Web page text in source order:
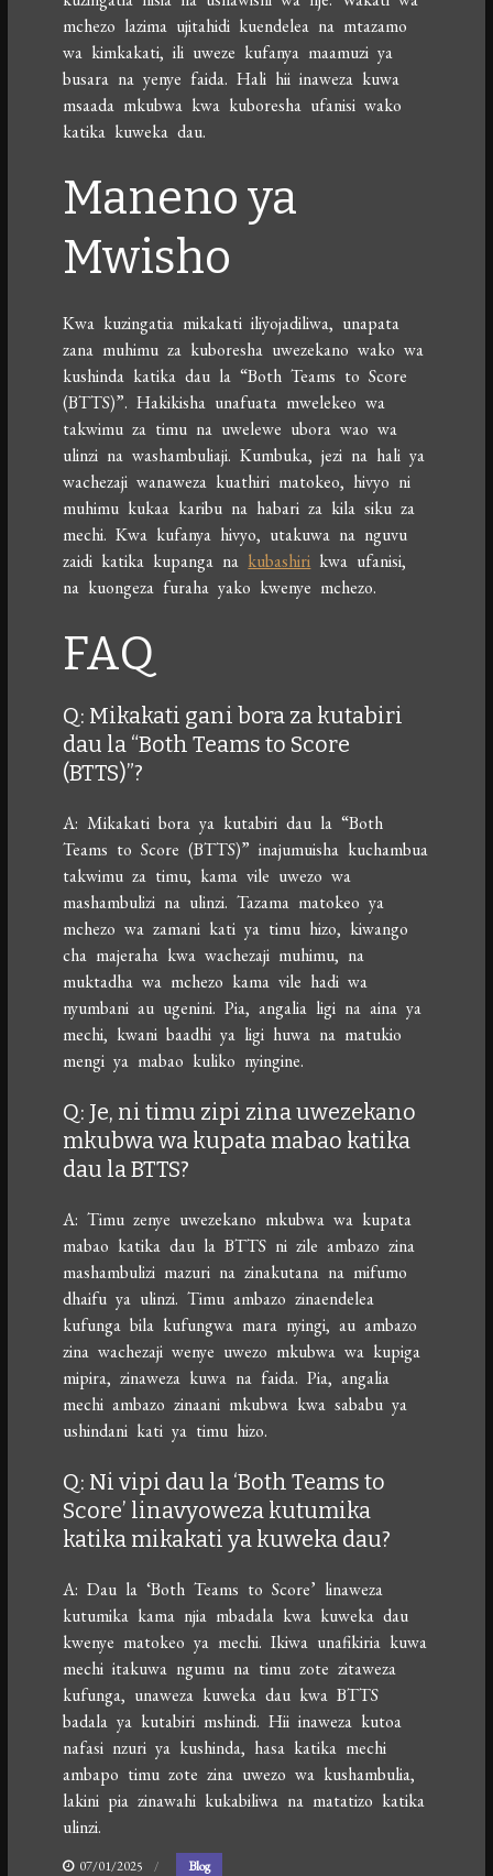
mchezo lazima ujitahidi kuendelea na mtazamo
wa kimkakati, ili uweze kufanya maamuzi ya
busara na yenye faida. Hali hii inaweza kuwa
msaada mkubwa kwa kuboresha ufanisi wako
katika kuweka dau.
Maneno ya
Mwisho
Kwa kuzingatia mikakati iliyojadiliwa, unapata
zana muhimu za kuboresha uwezekano wako wa
kushinda katika dau la “Both Teams to Score
(BTTS)”. Hakikisha unafuata mwelekeo wa
takwimu za timu na uwelewe ubora wao wa
ulinzi na washambuliaji. Kumbuka, jezi na hali ya
wachezaji wanaweza kuathiri matokeo, hivyo ni
muhimu kukaa karibu na habari za kila siku za
mechi. Kwa kufanya hivyo, utakuwa na nguvu
zaidi katika kupanga na kubashiri kwa ufanisi,
na kuongeza furaha yako kwenye mchezo.
FAQ
Q: Mikakati gani bora za kutabiri
dau la “Both Teams to Score
(BTTS)”?
A: Mikakati bora ya kutabiri dau la “Both
Teams to Score (BTTS)” inajumuisha kuchambua
takwimu za timu, kama vile uwezo wa
mashambulizi na ulinzi. Tazama matokeo ya
mchezo wa zamani kati ya timu hizo, kiwango
cha majeraha kwa wachezaji muhimu, na
muktadha wa mchezo kama vile hadi wa
nyumbani au ugenini. Pia, angalia ligi na aina ya
mechi, kwani baadhi ya ligi huwa na matukio
mengi ya mabao kuliko nyingine.
Q: Je, ni timu zipi zina uwezekano
mkubwa wa kupata mabao katika
dau la BTTS?
A: Timu zenye uwezekano mkubwa wa kupata
mabao katika dau la BTTS ni zile ambazo zina
mashambulizi mazuri na zinakutana na mifumo
dhaifu ya ulinzi. Timu ambazo zinaendelea
kufunga bila kufungwa mara nyingi, au ambazo
zina wachezaji wenye uwezo mkubwa wa kupiga
mipira, zinaweza kuwa na faida. Pia, angalia
mechi ambazo zinaani mkubwa kwa sababu ya
ushindani kati ya timu hizo.
Q: Ni vipi dau la ‘Both Teams to
Score’ linavyoweza kutumika
katika mikakati ya kuweka dau?
A: Dau la ‘Both Teams to Score’ linaweza
kutumika kama njia mbadala kwa kuweka dau
kwenye matokeo ya mechi. Ikiwa unafikiria kuwa
mechi itakuwa ngumu na timu zote zitaweza
kufunga, unaweza kuweka dau kwa BTTS
badala ya kutabiri mshindi. Hii inaweza kutoa
nafasi nzuri ya kushinda, hasa katika mechi
ambapo timu zote zina uwezo wa kushambulia,
lakini pia zinawahi kukabiliwa na matatizo katika
ulinzi.
07/01/2025 Blog